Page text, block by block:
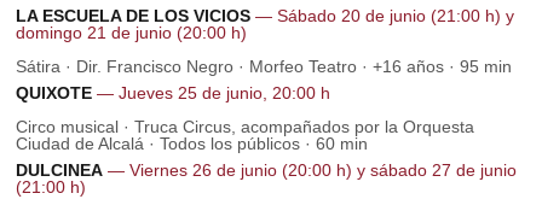
LA ESCUELA DE LOS VICIOS — Sábado 20 de junio (21:00 h) y
domingo 21 de junio (20:00 h)
Sátira · Dir. Francisco Negro · Morfeo Teatro · +16 años · 95 min
QUIXOTE — Jueves 25 de junio, 20:00 h
Circo musical · Truca Circus, acompañados por la Orquesta
Ciudad de Alcalá · Todos los públicos · 60 min
DULCINEA — Viernes 26 de junio (20:00 h) y sábado 27 de junio
(21:00 h)